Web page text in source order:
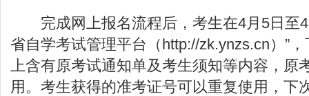
完成网上报名流程后，考生在4月5日至4
省自学考试管理平台（http://zk.ynzs.cn）”
上含有原考试通知单及考生须知等内容，原
用。考生获得的准考证号可以重复使用，下